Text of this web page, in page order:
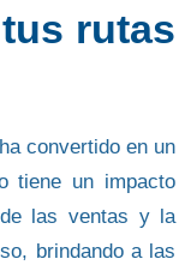
rutas
convertido en un
tiene un impacto
las ventas y la
brindando a las